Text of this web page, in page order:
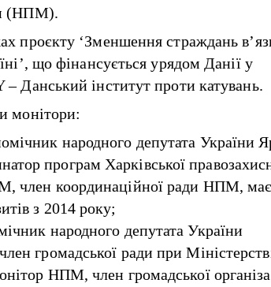
(НПМ).
проєкту ‘Зменшення страждань
що фінансується урядом Данії у
– Данський інститут проти катувань.
монітори:
народного депутата України
програм Харківської
член координаційної ради НПМ, має
з 2014 року;
народного депутата України
громадської ради при
НПМ, член громадської